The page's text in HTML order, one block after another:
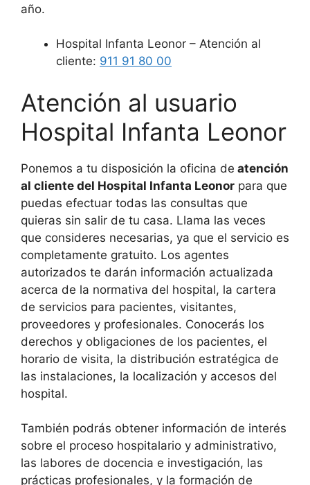
año.
Hospital Infanta Leonor – Atención al
cliente: 911 91 80 00
Atención al usuario
Hospital Infanta Leonor
Ponemos a tu disposición la oficina de atención
al cliente del Hospital Infanta Leonor para que
puedas efectuar todas las consultas que
quieras sin salir de tu casa. Llama las veces
que consideres necesarias, ya que el servicio es
completamente gratuito. Los agentes
autorizados te darán información actualizada
acerca de la normativa del hospital, la cartera
de servicios para pacientes, visitantes,
proveedores y profesionales. Conocerás los
derechos y obligaciones de los pacientes, el
horario de visita, la distribución estratégica de
las instalaciones, la localización y accesos del
hospital.
También podrás obtener información de interés
sobre el proceso hospitalario y administrativo,
las labores de docencia e investigación, las
prácticas profesionales, y la formación de